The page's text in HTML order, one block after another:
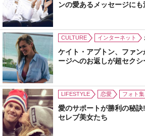
ンの愛あるメッセージにも
CULTURE インターネット
ケイト・アプトン、ファ
ージへのお返しが超セクシ
LIFESTYLE 恋愛 フォト集
愛のサポートが勝利の秘
セレブ美女たち